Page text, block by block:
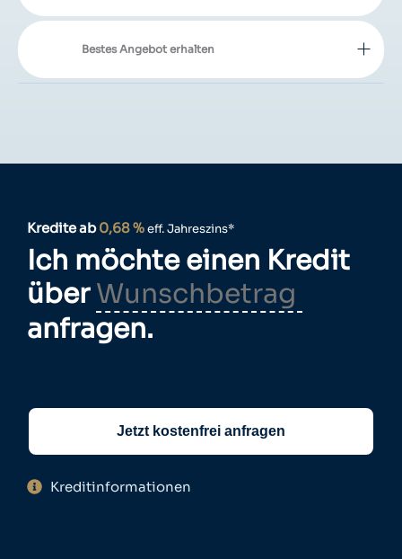
Bestes Angebot erhalten
Kredite ab0,68 %eff. Jahreszins*
Ich möchte einen Kredit
über
anfragen.
Jetzt kostenfrei anfragen
Kreditinformationen